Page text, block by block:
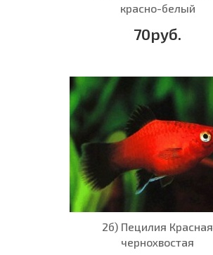
красно-белый
70руб.
2б) Пецилия Красная
чернохвостая